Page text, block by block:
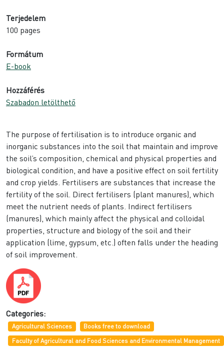
Terjedelem
100 pages
Formátum
E-book
Hozzáférés
Szabadon letölthető
The purpose of fertilisation is to introduce organic and
inorganic substances into the soil that maintain and improve
the soil’s composition, chemical and physical properties and
biological condition, and have a positive effect on soil fertility
and crop yields. Fertilisers are substances that increase the
fertility of the soil. Direct fertilisers (plant manures), which
meet the nutrient needs of plants. Indirect fertilisers
(manures), which mainly affect the physical and colloidal
properties, structure and biology of the soil and their
application (lime, gypsum, etc.) often falls under the heading
of soil improvement.
Categories:
Agricultural Sciences
Books free to download
Faculty of Agricultural and Food Sciences and Environmental Management